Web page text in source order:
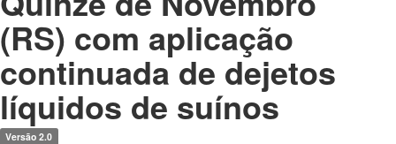
(RS) com aplicação
continuada de dejetos
líquidos de suínos
Versão 2.0